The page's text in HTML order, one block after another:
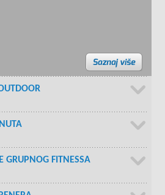
GRUPNOG FITNESSA